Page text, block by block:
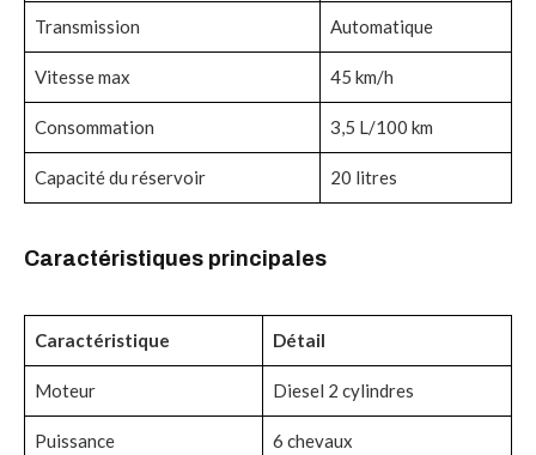
Transmission Automatique
Vitesse max 45 km/h
Consommation 3,5 L/100 km
Capacité du réservoir 20 litres
Caractéristiques principales
Caractéristique Détail
Moteur Diesel 2 cylindres
Puissance 6 chevaux